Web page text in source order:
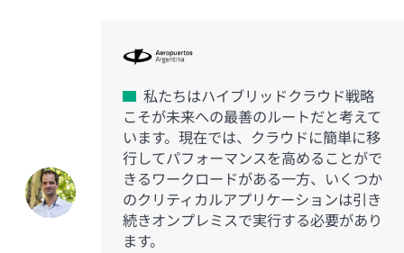
私たちはハイブリッドクラウド戦略
こそが未来への最善のルートだと考えて
います。現在では、クラウドに簡単に移
行してパフォーマンスを高めることがで
きるワークロードがある一方、いくつか
のクリティカルアプリケーションは引き
続きオンプレミスで実行する必要があり
ます。